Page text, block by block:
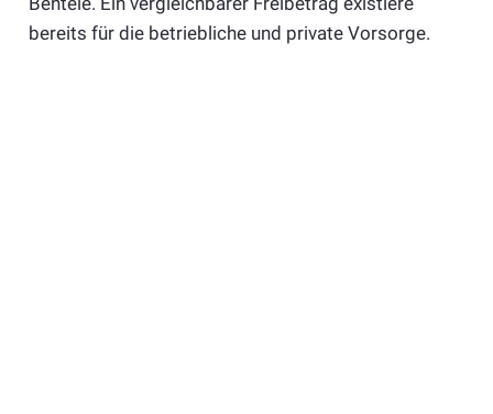
bereits für die betriebliche und private Vorsorge.